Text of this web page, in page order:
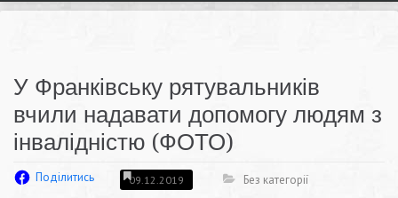
У Франківську рятувальників
вчили надавати допомогу людям з
інвалідністю (ФОТО)
Поділитись 09.12.2019 Без категорії